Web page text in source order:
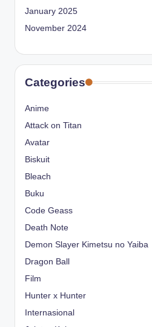
January 2025
November 2024
Categories
Anime
Attack on Titan
Avatar
Biskuit
Bleach
Buku
Code Geass
Death Note
Demon Slayer Kimetsu no Yaiba
Dragon Ball
Film
Hunter x Hunter
Internasional